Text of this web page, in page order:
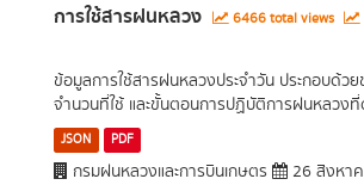
การใช้สารฝนหลวง 6466 total views
ข้อมูลการใช้สารฝนหลวงประจำวัน ประกอบด้ว
จำนวนที่ใช้ และขั้นตอนการปฏิบัติการฝนหลวงที่
JSON PDF
กรมฝนหลวงและการบินเกษตร 26 สิงหา